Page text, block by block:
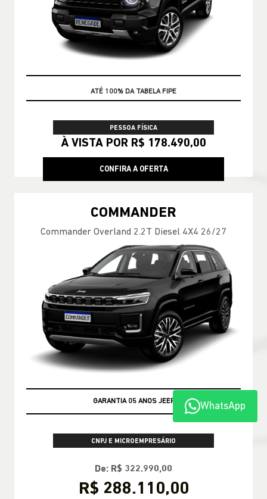
TAXA ZERO
PESSOA FÍSICA
À VISTA POR R$ 178.490,00
CONFIRA A OFERTA
COMMANDER
Commander Overland 2.2T Diesel 4X4 26/27
GARANTIA 05 ANOS JEEP
CNPJ E MICROEMPRESÁRIO
De: R$ 322.990,00
R$ 288.110,00
WhatsApp